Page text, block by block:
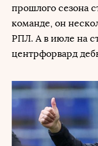
прошлого сезона
команде, он
РПЛ. А в июле на
центрфорвард